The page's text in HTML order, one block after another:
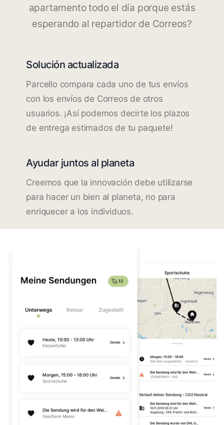
apartamento todo el día porque estás
esperando al repartidor de Correos?
Solución actualizada
Parcello compara cada uno de tus envíos
con los envíos de Correos de otros
usuarios. ¡Así podemos decirte los plazos
de entrega estimados de tu paquete!
Ayudar juntos al planeta
Creemos que la innovación debe utilizarse
para hacer un bien al planeta, no para
enriquecer a los individuos.